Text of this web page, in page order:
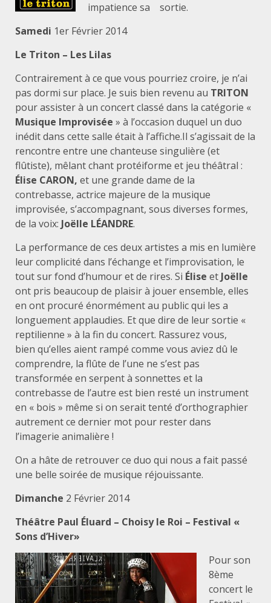
impatience sa sortie.
Samedi 1er Février 2014
Le Triton – Les Lilas
Contrairement à ce que vous pourriez croire, je n’ai
pas dormi sur place. Je suis bien revenu au TRITON
pour assister à un concert classé dans la catégorie «
Musique Improvisée » à l’occasion duquel un duo
inédit dans cette salle était à l’affiche.Il s’agissait de la
rencontre entre une chanteuse singulière (et
flûtiste), mêlant chant protéiforme et jeu théâtral :
Élise CARON, et une grande dame de la
contrebasse, actrice majeure de la musique
improvisée, s’accompagnant, sous diverses formes,
de la voix: Joëlle LÉANDRE.
La performance de ces deux artistes a mis en lumière
leur complicité dans l’échange et l’improvisation, le
tout sur fond d’humour et de rires. Si Élise et Joëlle
ont pris beaucoup de plaisir à jouer ensemble, elles
en ont procuré énormément au public qui les a
longuement applaudies. Et que dire de leur sortie «
reptilienne » à la fin du concert. Rassurez vous,
bien qu’elles aient rampé comme vous aviez dû le
comprendre, la flûte de l’une ne s’est pas
transformée en serpent à sonnettes et la
contrebasse de l’autre est bien resté un instrument
en « bois » même si on serait tenté d’orthographier
autrement ce dernier mot pour rester dans
l’imagerie animalière !
On a hâte de retrouver ce duo qui nous a fait passé
une belle soirée de musique réjouissante.
Dimanche 2 Février 2014
Théâtre Paul Éluard – Choisy le Roi – Festival «
Sons d’Hiver»
Pour son
8ème
concert le